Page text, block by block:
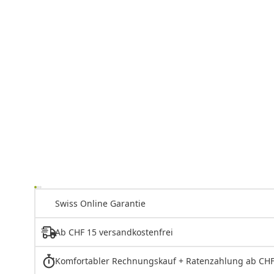
Swiss Online Garantie
Ab CHF 15 versandkostenfrei
Komfortabler Rechnungskauf + Ratenzahlung ab